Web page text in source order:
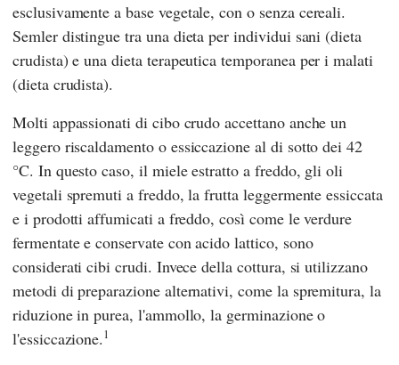
esclusivamente a base vegetale, con o senza cereali.
Semlerdistingue tra una dieta per individui sani (dieta
crudista) e una dieta terapeutica temporanea per i malati
(dieta crudista).
Molti appassionati di cibo crudo accettano anche un
leggero riscaldamento o essiccazione al di sotto dei 42
°C. In questo caso, il miele estratto a freddo, gli oli
vegetali spremuti a freddo, la frutta leggermente essiccata
e i prodotti affumicati a freddo, così come le verdure
fermentate e conservate con acido lattico, sono
considerati cibi crudi. Invece della cottura, si utilizzano
metodi di preparazione alternativi, come la spremitura, la
riduzione in purea, l'ammollo, la germinazione o
l'essiccazione.1